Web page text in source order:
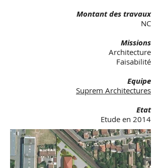
Montant des travaux
NC
Missions
Architecture
Faisabilité
Equipe
Suprem Architectures
Etat
Etude en 2014